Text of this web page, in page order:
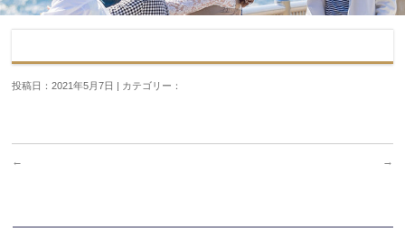
投稿日：2021年5月7日 | カテゴリー：
← →